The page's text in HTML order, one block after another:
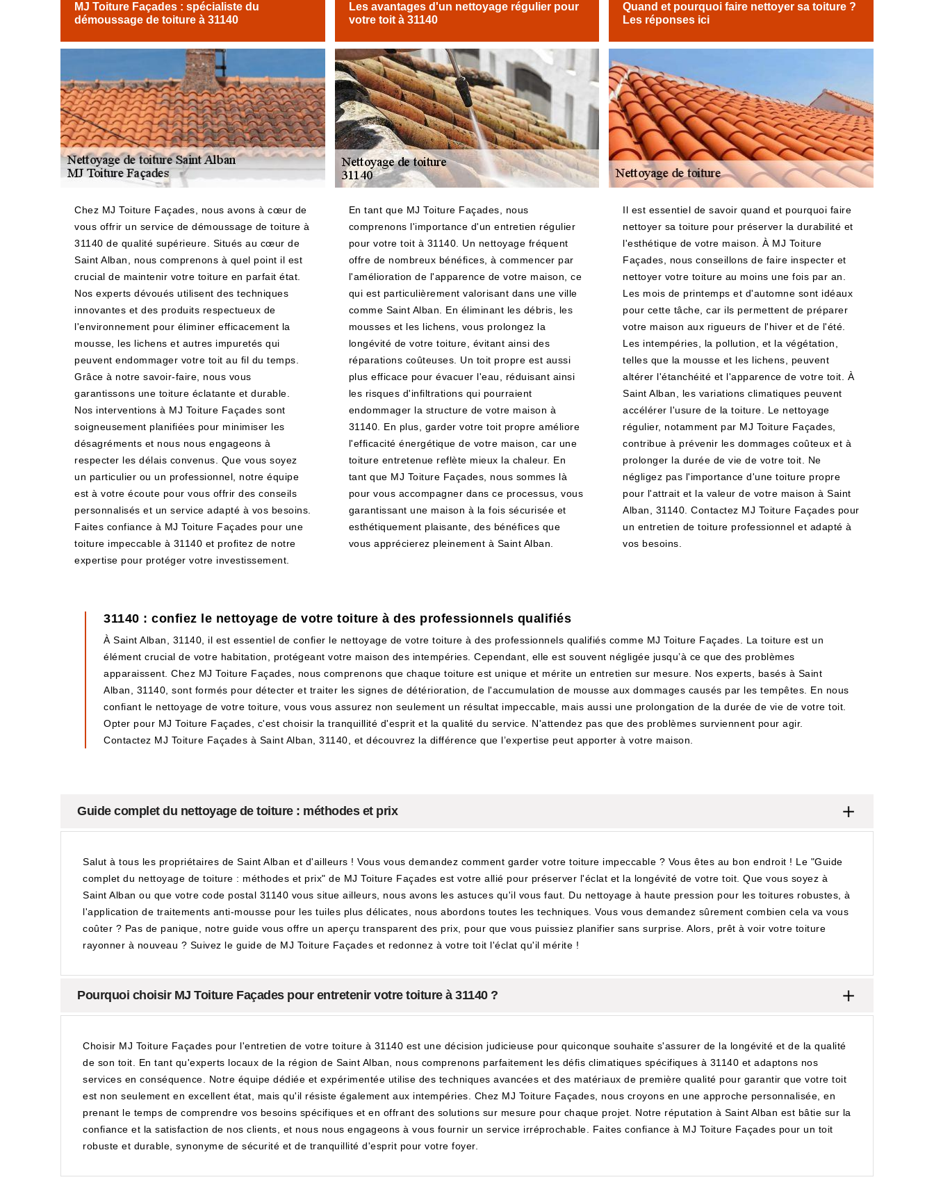
MJ Toiture Façades : spécialiste du
démoussage de toiture à 31140
Chez MJ Toiture Façades, nous avons à cœur de
vous offrir un service de démoussage de toiture à
31140 de qualité supérieure. Situés au cœur de
Saint Alban, nous comprenons à quel point il est
crucial de maintenir votre toiture en parfait état.
Nos experts dévoués utilisent des techniques
innovantes et des produits respectueux de
l'environnement pour éliminer efficacement la
mousse, les lichens et autres impuretés qui
peuvent endommager votre toit au fil du temps.
Grâce à notre savoir-faire, nous vous
garantissons une toiture éclatante et durable.
Nos interventions à MJ Toiture Façades sont
soigneusement planifiées pour minimiser les
désagréments et nous nous engageons à
respecter les délais convenus. Que vous soyez
un particulier ou un professionnel, notre équipe
est à votre écoute pour vous offrir des conseils
personnalisés et un service adapté à vos besoins.
Faites confiance à MJ Toiture Façades pour une
toiture impeccable à 31140 et profitez de notre
expertise pour protéger votre investissement.
Les avantages d'un nettoyage régulier pour
votre toit à 31140
En tant que MJ Toiture Façades, nous
comprenons l'importance d'un entretien régulier
pour votre toit à 31140. Un nettoyage fréquent
offre de nombreux bénéfices, à commencer par
l'amélioration de l'apparence de votre maison, ce
qui est particulièrement valorisant dans une ville
comme Saint Alban. En éliminant les débris, les
mousses et les lichens, vous prolongez la
longévité de votre toiture, évitant ainsi des
réparations coûteuses. Un toit propre est aussi
plus efficace pour évacuer l'eau, réduisant ainsi
les risques d'infiltrations qui pourraient
endommager la structure de votre maison à
31140. En plus, garder votre toit propre améliore
l'efficacité énergétique de votre maison, car une
toiture entretenue reflète mieux la chaleur. En
tant que MJ Toiture Façades, nous sommes là
pour vous accompagner dans ce processus, vous
garantissant une maison à la fois sécurisée et
esthétiquement plaisante, des bénéfices que
vous apprécierez pleinement à Saint Alban.
Quand et pourquoi faire nettoyer sa toiture ?
Les réponses ici
Il est essentiel de savoir quand et pourquoi faire
nettoyer sa toiture pour préserver la durabilité et
l'esthétique de votre maison. À MJ Toiture
Façades, nous conseillons de faire inspecter et
nettoyer votre toiture au moins une fois par an.
Les mois de printemps et d'automne sont idéaux
pour cette tâche, car ils permettent de préparer
votre maison aux rigueurs de l'hiver et de l'été.
Les intempéries, la pollution, et la végétation,
telles que la mousse et les lichens, peuvent
altérer l'étanchéité et l'apparence de votre toit. À
Saint Alban, les variations climatiques peuvent
accélérer l'usure de la toiture. Le nettoyage
régulier, notamment par MJ Toiture Façades,
contribue à prévenir les dommages coûteux et à
prolonger la durée de vie de votre toit. Ne
négligez pas l'importance d'une toiture propre
pour l'attrait et la valeur de votre maison à Saint
Alban, 31140. Contactez MJ Toiture Façades pour
un entretien de toiture professionnel et adapté à
vos besoins.
31140 : confiez le nettoyage de votre toiture à des professionnels qualifiés
À Saint Alban, 31140, il est essentiel de confier le nettoyage de votre toiture à des professionnels qualifiés comme MJ Toiture Façades. La toiture est un
élément crucial de votre habitation, protégeant votre maison des intempéries. Cependant, elle est souvent négligée jusqu’à ce que des problèmes
apparaissent. Chez MJ Toiture Façades, nous comprenons que chaque toiture est unique et mérite un entretien sur mesure. Nos experts, basés à Saint
Alban, 31140, sont formés pour détecter et traiter les signes de détérioration, de l'accumulation de mousse aux dommages causés par les tempêtes. En nous
confiant le nettoyage de votre toiture, vous vous assurez non seulement un résultat impeccable, mais aussi une prolongation de la durée de vie de votre toit.
Opter pour MJ Toiture Façades, c'est choisir la tranquillité d'esprit et la qualité du service. N'attendez pas que des problèmes surviennent pour agir.
Contactez MJ Toiture Façades à Saint Alban, 31140, et découvrez la différence que l’expertise peut apporter à votre maison.
Guide complet du nettoyage de toiture : méthodes et prix
Salut à tous les propriétaires de Saint Alban et d'ailleurs ! Vous vous demandez comment garder votre toiture impeccable ? Vous êtes au bon endroit ! Le "Guide
complet du nettoyage de toiture : méthodes et prix" de MJ Toiture Façades est votre allié pour préserver l'éclat et la longévité de votre toit. Que vous soyez à
Saint Alban ou que votre code postal 31140 vous situe ailleurs, nous avons les astuces qu'il vous faut. Du nettoyage à haute pression pour les toitures robustes, à
l'application de traitements anti-mousse pour les tuiles plus délicates, nous abordons toutes les techniques. Vous vous demandez sûrement combien cela va vous
coûter ? Pas de panique, notre guide vous offre un aperçu transparent des prix, pour que vous puissiez planifier sans surprise. Alors, prêt à voir votre toiture
rayonner à nouveau ? Suivez le guide de MJ Toiture Façades et redonnez à votre toit l'éclat qu'il mérite !
Pourquoi choisir MJ Toiture Façades pour entretenir votre toiture à 31140 ?
Choisir MJ Toiture Façades pour l'entretien de votre toiture à 31140 est une décision judicieuse pour quiconque souhaite s'assurer de la longévité et de la qualité
de son toit. En tant qu'experts locaux de la région de Saint Alban, nous comprenons parfaitement les défis climatiques spécifiques à 31140 et adaptons nos
services en conséquence. Notre équipe dédiée et expérimentée utilise des techniques avancées et des matériaux de première qualité pour garantir que votre toit
est non seulement en excellent état, mais qu'il résiste également aux intempéries. Chez MJ Toiture Façades, nous croyons en une approche personnalisée, en
prenant le temps de comprendre vos besoins spécifiques et en offrant des solutions sur mesure pour chaque projet. Notre réputation à Saint Alban est bâtie sur la
confiance et la satisfaction de nos clients, et nous nous engageons à vous fournir un service irréprochable. Faites confiance à MJ Toiture Façades pour un toit
robuste et durable, synonyme de sécurité et de tranquillité d'esprit pour votre foyer.